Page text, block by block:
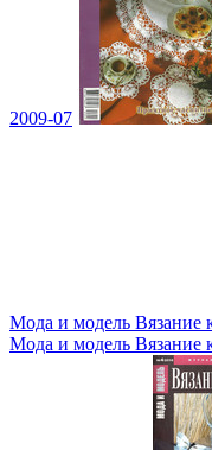
2009-07
Мода и модель Вязание
Мода и модель Вязание